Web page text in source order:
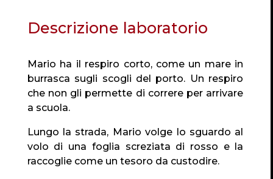
Descrizione laboratorio
Mario ha il respiro corto, come un mare in
burrasca sugli scogli del porto. Un respiro
che non gli permette di correre per arrivare
a scuola.
Lungo la strada, Mario volge lo sguardo al
volo di una foglia screziata di rosso e la
raccoglie come un tesoro da custodire.